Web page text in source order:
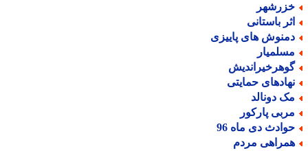
باستانی
های پاییزی
حمایتی
دونالد
پارکور
دی ماه 96
مردم